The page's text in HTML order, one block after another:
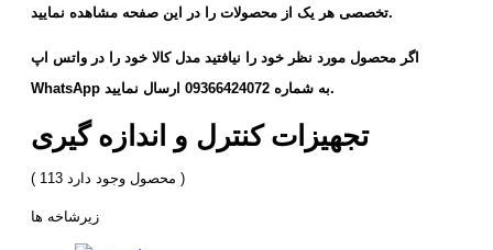
تخصصی هر یک از محصولات را در این صفحه مشاهده نمایید.
اگر محصول مورد نظر خود را نیافتید مدل کالا خود را در واتس اپ
WhatsApp به شماره 09366424072 ارسال نمایید.
تجهیزات کنترل و اندازه گیری
( 113 محصول وجود دارد )
زیرشاخه ها